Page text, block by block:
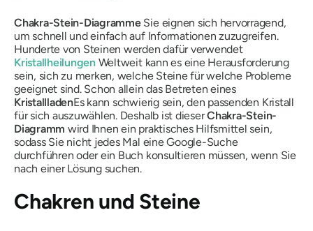
Chakra-Stein-DiagrammeSie eignen sich hervorragend,
um schnell und einfach auf Informationen zuzugreifen.
Hunderte von Steinen werden dafür verwendet
KristallheilungenWeltweit kann es eine Herausforderung
sein, sich zu merken, welche Steine ​​für welche Probleme
geeignet sind. Schon allein das Betreten eines
KristallladenEs kann schwierig sein, den passenden Kristall
für sich auszuwählen. Deshalb ist dieserChakra-Stein-
Diagramm wird Ihnen ein praktisches Hilfsmittel sein,
sodass Sie nicht jedes Mal eine Google-Suche
durchführen oder ein Buch konsultieren müssen, wenn Sie
nach einer Lösung suchen.
Chakren und Steine